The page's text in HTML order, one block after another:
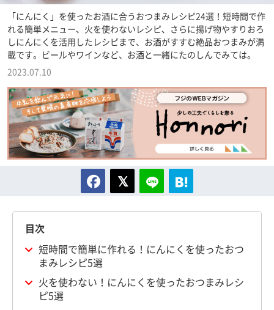
「にんにく」を使ったお酒に合うおつまみレシピ24選！短時間で作
れる簡単メニュー、火を使わないレシピ、さらに揚げ物やすりおろ
しにんにくを活用したレシピまで、お酒がすすむ絶品おつまみが満
載です。ビールやワインなど、お酒と一緒にたのしんでみては。
2023.07.10
目次
短時間で簡単に作れる！にんにくを使ったおつ
まみレシピ5選
火を使わない！にんにくを使ったおつまみレシ
ピ5選